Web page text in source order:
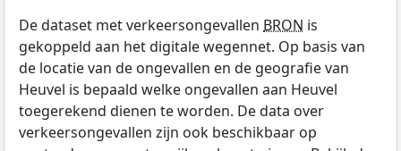
De dataset met verkeersongevallen BRON is
gekoppeld aan het digitale wegennet. Op basis van
de locatie van de ongevallen en de geografie van
Heuvel is bepaald welke ongevallen aan Heuvel
toegerekend dienen te worden. De data over
verkeersongevallen zijn ook beschikbaar op